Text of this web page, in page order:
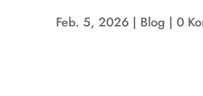
Feb. 5, 2026 Blog 0